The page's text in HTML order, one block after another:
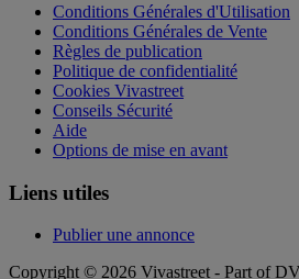
Conditions Générales d'Utilisation
Conditions Générales de Vente
Règles de publication
Politique de confidentialité
Cookies Vivastreet
Conseils Sécurité
Aide
Options de mise en avant
Liens utiles
Publier une annonce
Copyright © 2026 Vivastreet - Part of